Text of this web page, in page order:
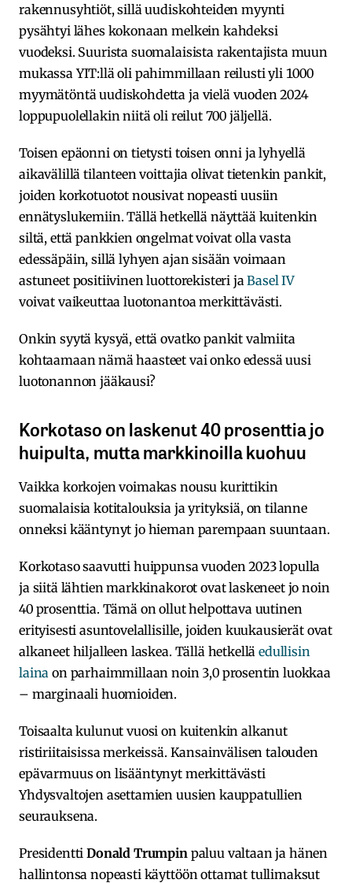
rakennusyhtiöt, sillä uudiskohteiden myynti
pysähtyi lähes kokonaan melkein kahdeksi
vuodeksi. Suurista suomalaisista rakentajista muun
mukassa YIT:llä oli pahimmillaan reilusti yli 1000
myymätöntä uudiskohdetta ja vielä vuoden 2024
loppupuolellakin niitä oli reilut 700 jäljellä.
Toisen epäonni on tietysti toisen onni ja lyhyellä
aikavälillä tilanteen voittajia olivat tietenkin pankit,
joiden korkotuotot nousivat nopeasti uusiin
ennätyslukemiin. Tällä hetkellä näyttää kuitenkin
siltä, että pankkien ongelmat voivat olla vasta
edessäpäin, sillä lyhyen ajan sisään voimaan
astuneet positiivinen luottorekisteri jaBasel IV
voivat vaikeuttaa luotonantoa merkittävästi.
Onkin syytä kysyä, että ovatko pankit valmiita
kohtaamaan nämä haasteet vai onko edessä uusi
luotonannon jääkausi?
Korkotaso on laskenut 40 prosenttia jo
huipulta, mutta markkinoilla kuohuu
Vaikka korkojen voimakas nousu kurittikin
suomalaisia kotitalouksia ja yrityksiä, on tilanne
onneksi kääntynyt jo hieman parempaan suuntaan.
Korkotaso saavutti huippunsa vuoden 2023 lopulla
ja siitä lähtien markkinakorot ovat laskeneet jo noin
40 prosenttia. Tämä on ollut helpottava uutinen
erityisesti asuntovelallisille, joiden kuukausierät ovat
alkaneet hiljalleen laskea. Tällä hetkelläedullisin
laina on parhaimmillaan noin 3,0 prosentin luokkaa
– marginaali huomioiden.
Toisaalta kulunut vuosi on kuitenkin alkanut
ristiriitaisissa merkeissä. Kansainvälisen talouden
epävarmuus on lisääntynyt merkittävästi
Yhdysvaltojen asettamien uusien kauppatullien
seurauksena.
PresidenttiDonald Trumpin paluu valtaan ja hänen
hallintonsa nopeasti käyttöön ottamat tullimaksut